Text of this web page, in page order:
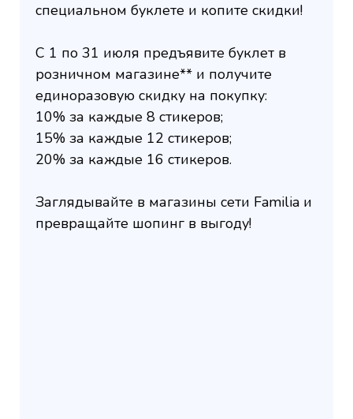
специальном буклете и копите скидки!
С 1 по 31 июля предъявите буклет в
розничном магазине** и получите
единоразовую скидку на покупку:
10% за каждые 8 стикеров;
15% за каждые 12 стикеров;
20% за каждые 16 стикеров.
Заглядывайте в магазины сети Familia и
превращайте шопинг в выгоду!